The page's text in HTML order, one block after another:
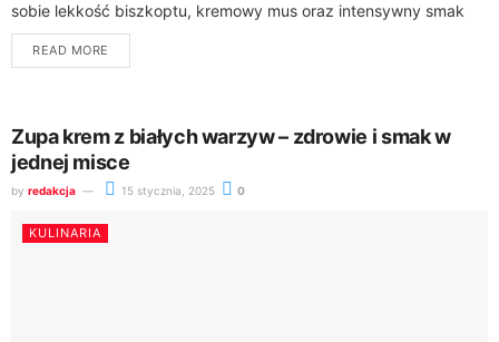
sobie lekkość biszkoptu, kremowy mus oraz intensywny smak
malin. Sprawdź, jak przygotować ten...
READ MORE
Zupa krem z białych warzyw – zdrowie i smak w
jednej misce
by redakcja 15 stycznia, 2025 0
KULINARIA